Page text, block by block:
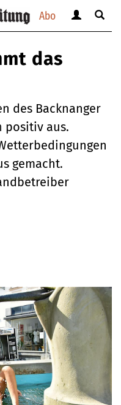
Abo
anzeigen
Suche
das
des Backnanger
positiv aus.
gemacht.